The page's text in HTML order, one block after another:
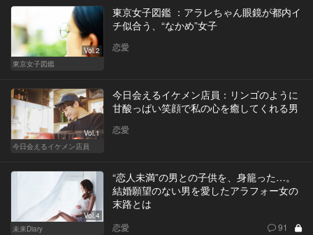
Vol.2
東京女子図鑑
東京女子図鑑 ：アラレちゃん眼鏡が都内イ
チ似合う、“なかめ”女子
恋愛
Vol.1
今日会えるイケメン店員
今日会えるイケメン店員：リンゴのように
甘酸っぱい笑顔で私の心を癒してくれる男
恋愛
Vol.4
未来Diary
“恋人未満”の男との子供を、身籠った…。
結婚願望のない男を愛したアラフォー女の
末路とは
恋愛 91